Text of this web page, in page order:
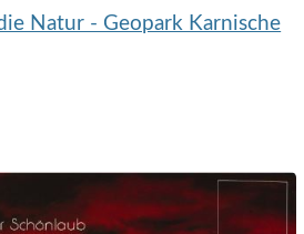
Natur - Geopark Karnische